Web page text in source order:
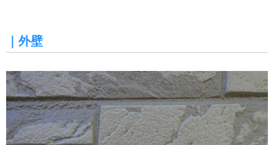
｜外壁